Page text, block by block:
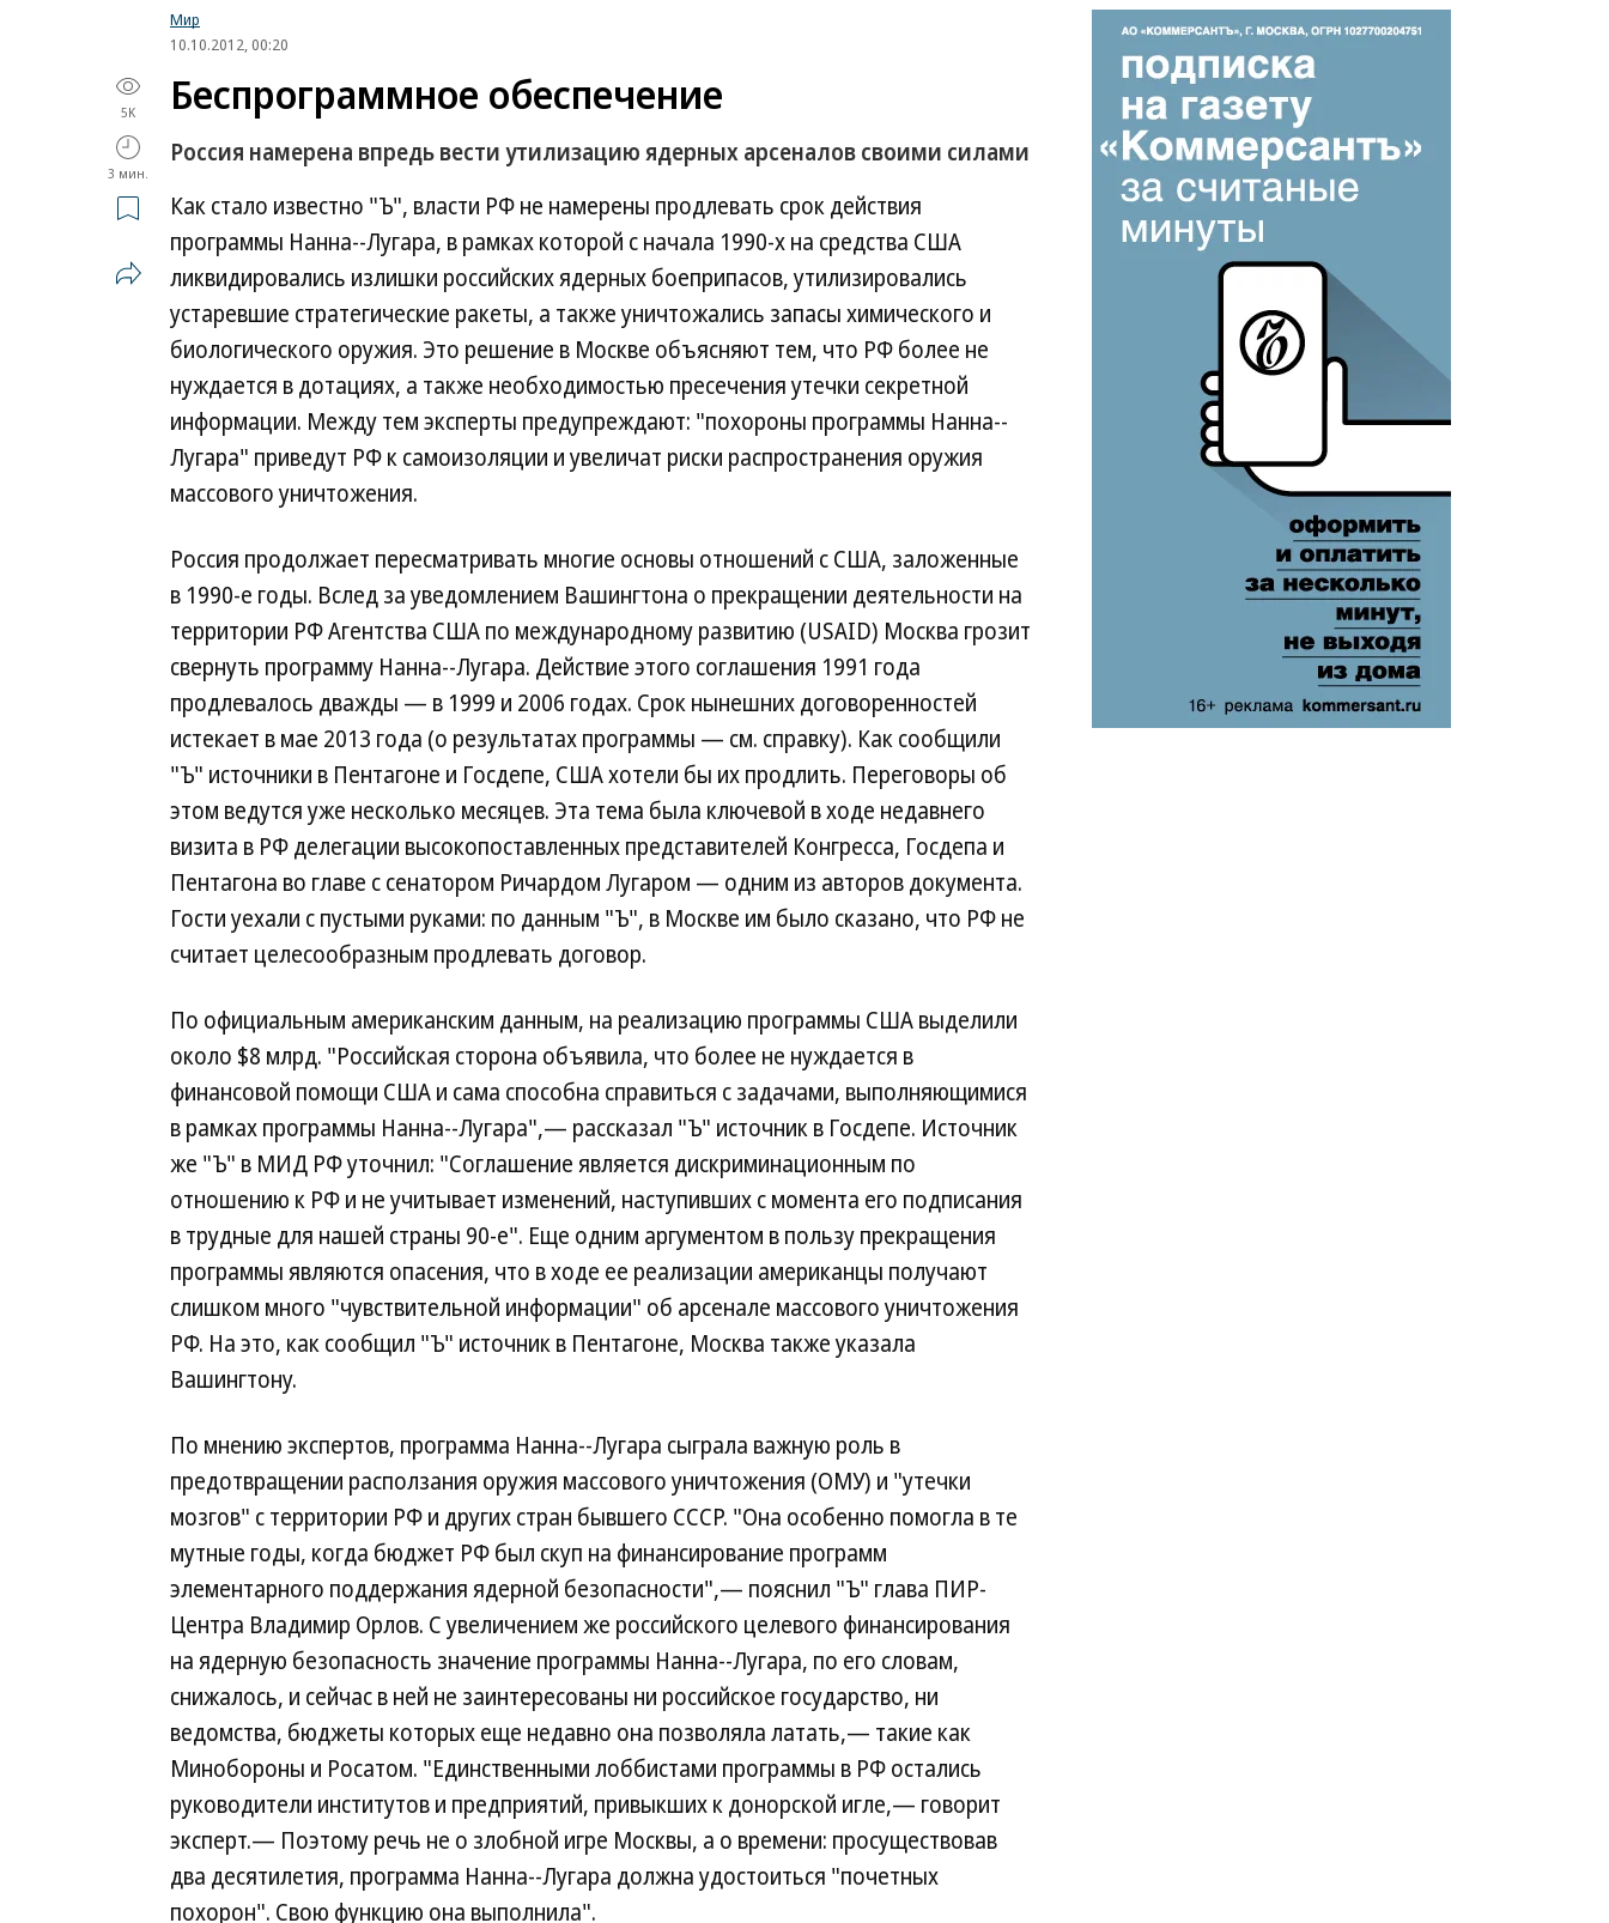
Мир
10.10.2012, 00:20
5K
3 мин.
Беспрограммное обеспечение
Россия намерена впредь вести утилизацию ядерных арсеналов своими силами
Как стало известно "Ъ", власти РФ не намерены продлевать срок действия
программы Нанна--Лугара, в рамках которой с начала 1990-х на средства США
ликвидировались излишки российских ядерных боеприпасов, утилизировались
устаревшие стратегические ракеты, а также уничтожались запасы химического и
биологического оружия. Это решение в Москве объясняют тем, что РФ более не
нуждается в дотациях, а также необходимостью пресечения утечки секретной
информации. Между тем эксперты предупреждают: "похороны программы Нанна--
Лугара" приведут РФ к самоизоляции и увеличат риски распространения оружия
массового уничтожения.
Россия продолжает пересматривать многие основы отношений с США, заложенные
в 1990-е годы. Вслед за уведомлением Вашингтона о прекращении деятельности на
территории РФ Агентства США по международному развитию (USAID) Москва грозит
свернуть программу Нанна--Лугара. Действие этого соглашения 1991 года
продлевалось дважды — в 1999 и 2006 годах. Срок нынешних договоренностей
истекает в мае 2013 года (о результатах программы — см. справку). Как сообщили
"Ъ" источники в Пентагоне и Госдепе, США хотели бы их продлить. Переговоры об
этом ведутся уже несколько месяцев. Эта тема была ключевой в ходе недавнего
визита в РФ делегации высокопоставленных представителей Конгресса, Госдепа и
Пентагона во главе с сенатором Ричардом Лугаром — одним из авторов документа.
Гости уехали с пустыми руками: по данным "Ъ", в Москве им было сказано, что РФ не
считает целесообразным продлевать договор.
По официальным американским данным, на реализацию программы США выделили
около $8 млрд. "Российская сторона объявила, что более не нуждается в
финансовой помощи США и сама способна справиться с задачами, выполняющимися
в рамках программы Нанна--Лугара",— рассказал "Ъ" источник в Госдепе. Источник
же "Ъ" в МИД РФ уточнил: "Соглашение является дискриминационным по
отношению к РФ и не учитывает изменений, наступивших с момента его подписания
в трудные для нашей страны 90-е". Еще одним аргументом в пользу прекращения
программы являются опасения, что в ходе ее реализации американцы получают
слишком много "чувствительной информации" об арсенале массового уничтожения
РФ. На это, как сообщил "Ъ" источник в Пентагоне, Москва также указала
Вашингтону.
По мнению экспертов, программа Нанна--Лугара сыграла важную роль в
предотвращении расползания оружия массового уничтожения (ОМУ) и "утечки
мозгов" с территории РФ и других стран бывшего СССР. "Она особенно помогла в те
мутные годы, когда бюджет РФ был скуп на финансирование программ
элементарного поддержания ядерной безопасности",— пояснил "Ъ" глава ПИР-
Центра Владимир Орлов. С увеличением же российского целевого финансирования
на ядерную безопасность значение программы Нанна--Лугара, по его словам,
снижалось, и сейчас в ней не заинтересованы ни российское государство, ни
ведомства, бюджеты которых еще недавно она позволяла латать,— такие как
Минобороны и Росатом. "Единственными лоббистами программы в РФ остались
руководители институтов и предприятий, привыкших к донорской игле,— говорит
эксперт.— Поэтому речь не о злобной игре Москвы, а о времени: просуществовав
два десятилетия, программа Нанна--Лугара должна удостоиться "почетных
похорон". Свою функцию она выполнила".